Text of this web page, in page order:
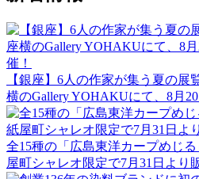
【銀座】6人の作家が集う夏の展
横のGallery YOHAKUにて、8月
全15種の「広島東洋カープめじ
屋町シャレオ限定で7月31日より